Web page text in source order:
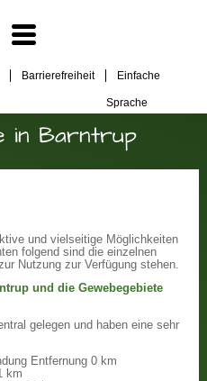
Barrierefreiheit Einfache
Sprache
in Barntrup
und vielseitige Möglichkeiten
folgend sind die einzelnen
Nutzung zur Verfügung stehen.
und die Gewebegebiete
gelegen und haben eine sehr
Entfernung 0 km
km